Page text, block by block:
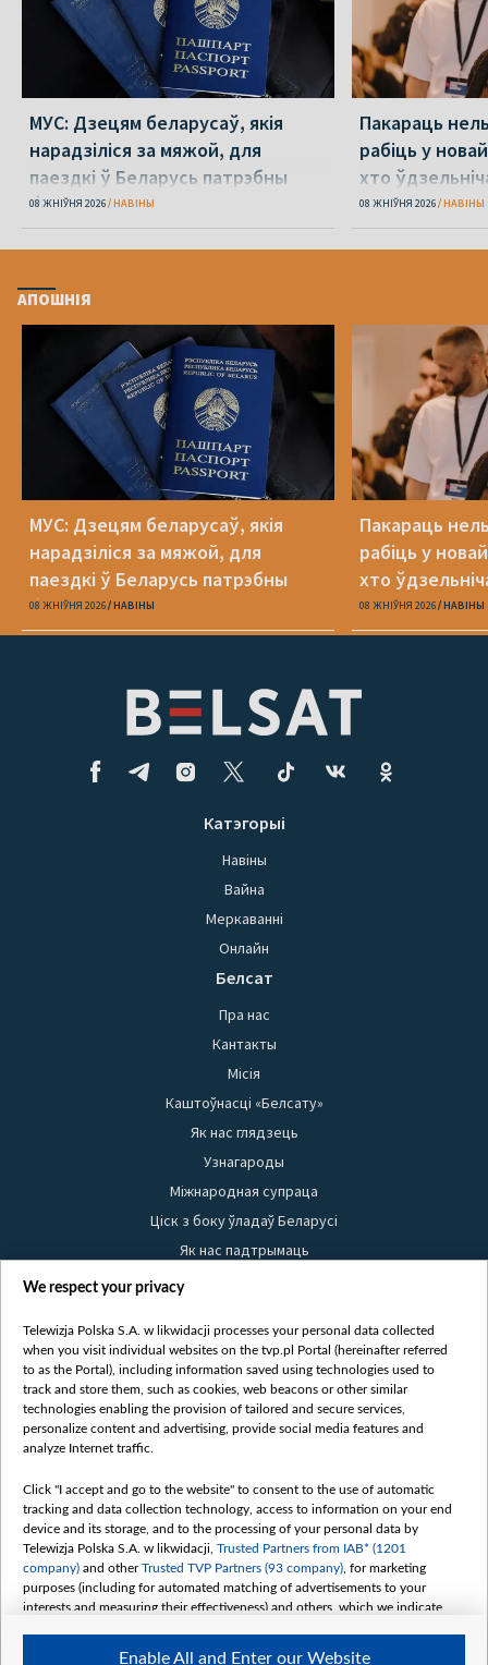
МУС: Дзецям беларусаў, якія
нарадзіліся за мяжой, для
паездкі ў Беларусь патрэбны
беларускі пашпарт
08 ЖНІЎНЯ 2026 НАВІНЫ
Пакараць
рабіць у
хто
08 ЖНІЎНЯ 2026 НАВІНЫ
АПОШНІЯ
МУС: Дзецям беларусаў, якія
нарадзіліся за мяжой, для
паездкі ў Беларусь патрэбны
беларускі пашпарт
08 ЖНІЎНЯ 2026 НАВІНЫ
Пакараць
рабіць у
хто
08 ЖНІЎНЯ 2026 НАВІНЫ
Катэгорыі
Навіны
Вайна
Меркаванні
Онлайн
Белсат
Пра нас
Кантакты
Місія
Каштоўнасці «Белсату»
Як нас глядзець
Узнагароды
Міжнародная супраца
Ціск з боку ўладаў Беларусі
Як нас падтрымаць
Правілы выкарыстання матэрыялаў
Бяспека
Youtube
Белсат news
Белсат Shorts
Жэстачайшы мульт
Belsat English
Biełsat PL
Белсат Now
Белсат History
Белсат Music
We respect your privacy
Telewizja Polska S.A. w likwidacji processes your personal data collected
when you visit individual websites on the tvp.pl Portal (hereinafter referred
to as the Portal), including information saved using technologies used to
track and store them, such as cookies, web beacons or other similar
technologies enabling the provision of tailored and secure services,
personalize content and advertising, provide social media features and
analyze Internet traffic.
Click "I accept and go to the website" to consent to the use of automatic
tracking and data collection technology, access to information on your end
device and its storage, and to the processing of your personal data by
Telewizja Polska S.A. w likwidacji, Trusted Partners from IAB* (1201
company) and otherTrusted TVP Partners (93 company) , for marketing
purposes (including for automated matching of advertisements to your
interests and measuring their effectiveness) and others, which we indicate
Enable All and Enter our Website